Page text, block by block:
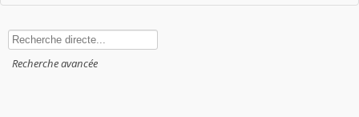
Rechercher
Recherche avancée